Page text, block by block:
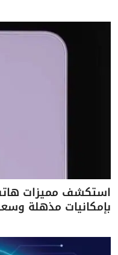
بإمكانيات مذهلة